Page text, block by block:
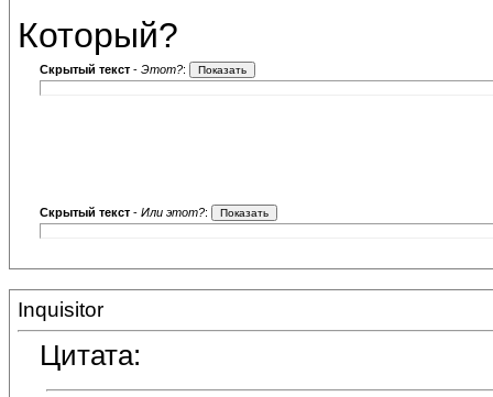
Который?
Скрытый текст - Этот?:
Скрытый текст - Или этот?:
Inquisitor
Цитата: